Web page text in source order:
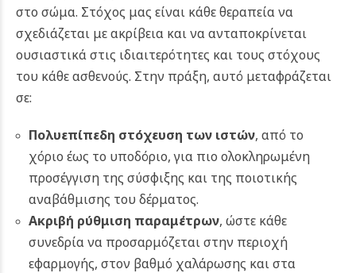
στο σώμα. Στόχος μας είναι κάθε θεραπεία να
σχεδιάζεται με ακρίβεια και να ανταποκρίνεται
ουσιαστικά στις ιδιαιτερότητες και τους στόχους
του κάθε ασθενούς. Στην πράξη, αυτό μεταφράζεται
σε:
Πολυεπίπεδη στόχευση των ιστών, από το
χόριο έως το υποδόριο, για πιο ολοκληρωμένη
προσέγγιση της σύσφιξης και της ποιοτικής
αναβάθμισης του δέρματος.
Ακριβή ρύθμιση παραμέτρων, ώστε κάθε
συνεδρία να προσαρμόζεται στην περιοχή
εφαρμογής, στον βαθμό χαλάρωσης και στα